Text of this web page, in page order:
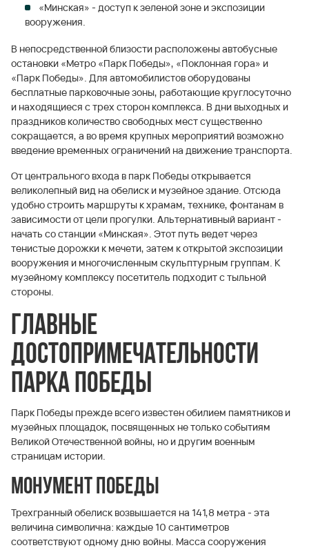
«Минская» - доступ к зеленой зоне и экспозиции
вооружения.
В непосредственной близости расположены автобусные
остановки «Метро «Парк Победы», «Поклонная гора» и
«Парк Победы». Для автомобилистов оборудованы
бесплатные парковочные зоны, работающие круглосуточно
и находящиеся с трех сторон комплекса. В дни выходных и
праздников количество свободных мест существенно
сокращается, а во время крупных мероприятий возможно
введение временных ограничений на движение транспорта.
От центрального входа в парк Победы открывается
великолепный вид на обелиск и музейное здание. Отсюда
удобно строить маршруты к храмам, технике, фонтанам в
зависимости от цели прогулки. Альтернативный вариант -
начать со станции «Минская». Этот путь ведет через
тенистые дорожки к мечети, затем к открытой экспозиции
вооружения и многочисленным скульптурным группам. К
музейному комплексу посетитель подходит с тыльной
стороны.
Главные
достопримечательности
парка Победы
Парк Победы прежде всего известен обилием памятников и
музейных площадок, посвященных не только событиям
Великой Отечественной войны, но и другим военным
страницам истории.
Монумент Победы
Трехгранный обелиск возвышается на 141,8 метра - эта
величина символична: каждые 10 сантиметров
соответствуют одному дню войны. Масса сооружения